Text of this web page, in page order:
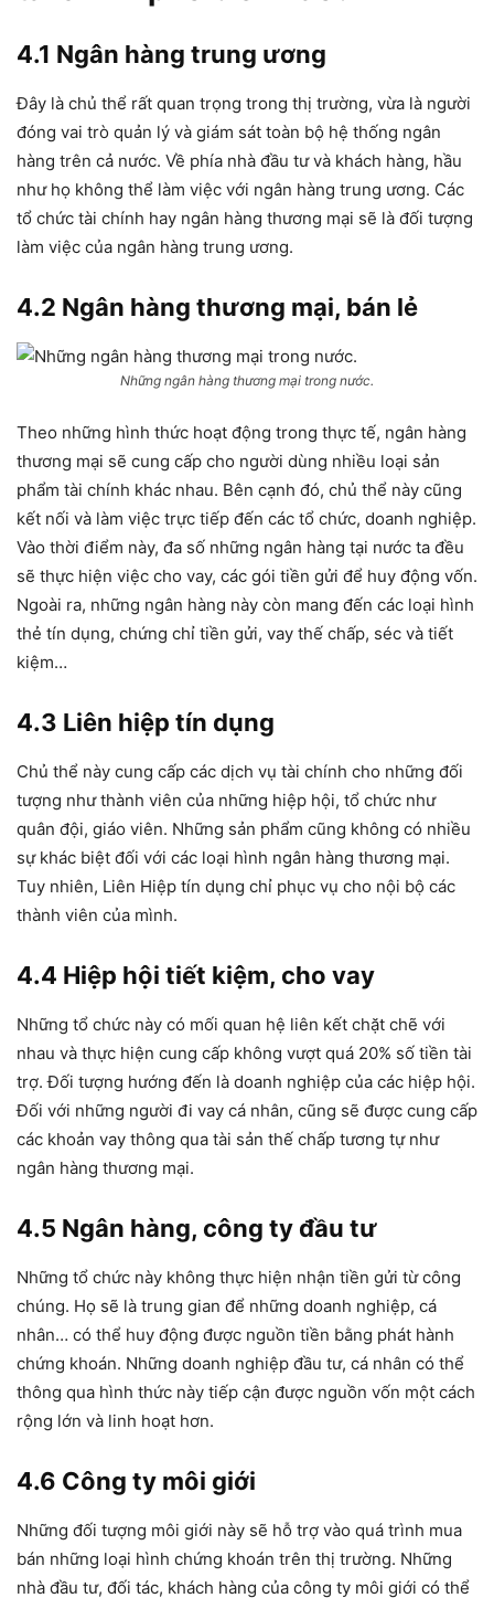
4.1 Ngân hàng trung ương
Đây là chủ thể rất quan trọng trong thị trường, vừa là người
đóng vai trò quản lý và giám sát toàn bộ hệ thống ngân
hàng trên cả nước. Về phía nhà đầu tư và khách hàng, hầu
như họ không thể làm việc với ngân hàng trung ương. Các
tổ chức tài chính hay ngân hàng thương mại sẽ là đối tượng
làm việc của ngân hàng trung ương.
4.2 Ngân hàng thương mại, bán lẻ
Những ngân hàng thương mại trong nước.
Theo những hình thức hoạt động trong thực tế, ngân hàng
thương mại sẽ cung cấp cho người dùng nhiều loại sản
phẩm tài chính khác nhau. Bên cạnh đó, chủ thể này cũng
kết nối và làm việc trực tiếp đến các tổ chức, doanh nghiệp.
Vào thời điểm này, đa số những ngân hàng tại nước ta đều
sẽ thực hiện việc cho vay, các gói tiền gửi để huy động vốn.
Ngoài ra, những ngân hàng này còn mang đến các loại hình
thẻ tín dụng, chứng chỉ tiền gửi, vay thế chấp, séc và tiết
kiệm…
4.3 Liên hiệp tín dụng
Chủ thể này cung cấp các dịch vụ tài chính cho những đối
tượng như thành viên của những hiệp hội, tổ chức như
quân đội, giáo viên. Những sản phẩm cũng không có nhiều
sự khác biệt đối với các loại hình ngân hàng thương mại.
Tuy nhiên, Liên Hiệp tín dụng chỉ phục vụ cho nội bộ các
thành viên của mình.
4.4 Hiệp hội tiết kiệm, cho vay
Những tổ chức này có mối quan hệ liên kết chặt chẽ với
nhau và thực hiện cung cấp không vượt quá 20% số tiền tài
trợ. Đối tượng hướng đến là doanh nghiệp của các hiệp hội.
Đối với những người đi vay cá nhân, cũng sẽ được cung cấp
các khoản vay thông qua tài sản thế chấp tương tự như
ngân hàng thương mại.
4.5 Ngân hàng, công ty đầu tư
Những tổ chức này không thực hiện nhận tiền gửi từ công
chúng. Họ sẽ là trung gian để những doanh nghiệp, cá
nhân… có thể huy động được nguồn tiền bằng phát hành
chứng khoán. Những doanh nghiệp đầu tư, cá nhân có thể
thông qua hình thức này tiếp cận được nguồn vốn một cách
rộng lớn và linh hoạt hơn.
4.6 Công ty môi giới
Những đối tượng môi giới này sẽ hỗ trợ vào quá trình mua
bán những loại hình chứng khoán trên thị trường. Những
nhà đầu tư, đối tác, khách hàng của công ty môi giới có thể